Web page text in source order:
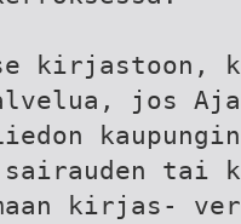
jos
kaupungin
sairauden tai
kirjas-